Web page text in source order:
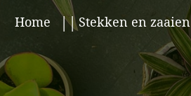
Home Stekken en zaaien